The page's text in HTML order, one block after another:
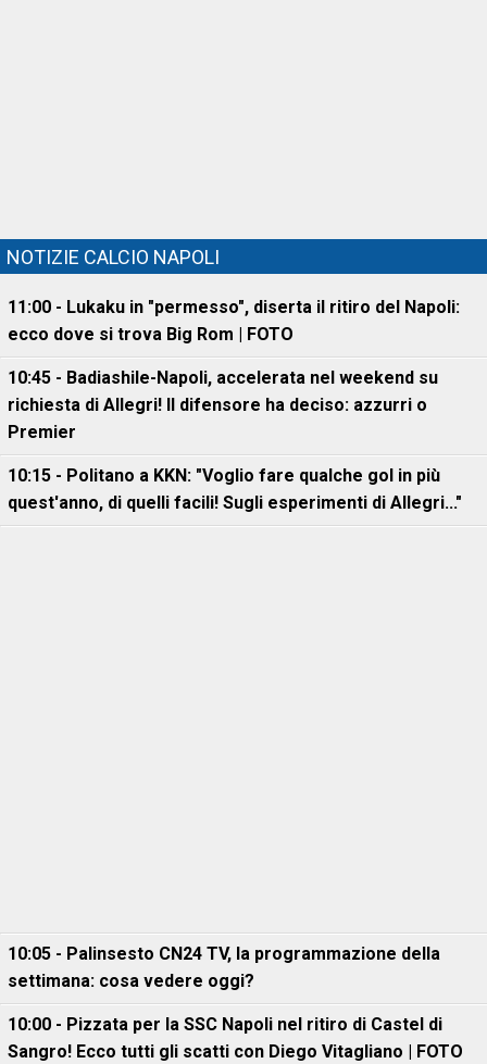
NOTIZIE CALCIO NAPOLI
11:00 - Lukaku in "permesso", diserta il ritiro del Napoli:
ecco dove si trova Big Rom | FOTO
10:45 - Badiashile-Napoli, accelerata nel weekend su
richiesta di Allegri! Il difensore ha deciso: azzurri o
Premier
10:15 - Politano a KKN: "Voglio fare qualche gol in più
quest'anno, di quelli facili! Sugli esperimenti di Allegri..."
10:05 - Palinsesto CN24 TV, la programmazione della
settimana: cosa vedere oggi?
10:00 - Pizzata per la SSC Napoli nel ritiro di Castel di
Sangro! Ecco tutti gli scatti con Diego Vitagliano | FOTO